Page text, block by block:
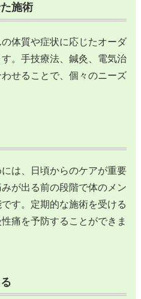
施術
体質や症状に応じたオーダ
。手技療法、鍼灸、電気治
せることで、個々のニーズ
は、日頃からのケアが重要
が出る前の段階で体のメン
す。定期的な施術を受ける
痛を予防することができま